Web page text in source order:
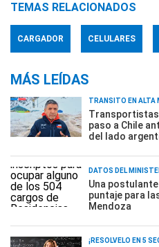
TEMAS RELACIONADOS
CARGADOR CELULARES
MÁS LEÍDAS
TRÁNSITO EN ALTA
Transportistas
paso a Chile
del lado
DATOS DEL
Una
puntaje para
Mendoza
¡RESOLVELO EN 5